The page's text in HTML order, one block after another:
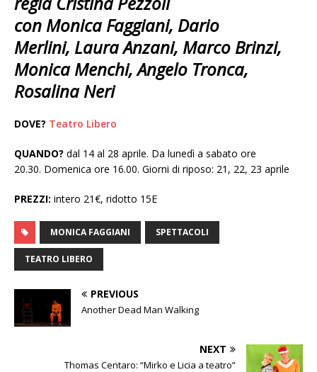
con Monica Faggiani, Dario
Merlini, Laura Anzani, Marco Brinzi,
Monica Menchi, Angelo Tronca,
Rosalina Neri
DOVE? Teatro Libero
QUANDO? dal 14 al 28 aprile. Da lunedì a sabato ore
20.30. Domenica ore 16.00. Giorni di riposo: 21, 22, 23 aprile
PREZZI: intero 21€, ridotto 15E
MONICA FAGGIANI SPETTACOLI
TEATRO LIBERO
PREVIOUS
Another Dead Man Walking
NEXT
Thomas Centaro: “Mirko e Licia a teatro”